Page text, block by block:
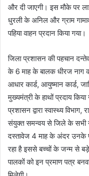
और दी जाएगी। इस मौके पर
धुरली के अनिल और ग्राम
पहिया वाहन प्रदान किया गया।
जिला प्रशासन की पहचान
के 6 माह के बालक धीरज नाग
आधार कार्ड, आयुष्मान कार्ड,
मुख्यमंत्री के हाथों प्रदाय
प्रशासन द्वारा स्वास्थ्य
संयुक्त समन्वय से जिले के
दस्तावेज 4 माह के अंदर उनके
रहा है इससे बच्चों के जन्म से
पालकों को इन प्रमाण पत्र